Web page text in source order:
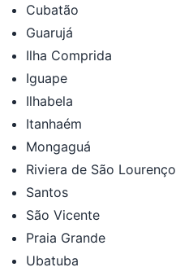
Cubatão
Guarujá
Ilha Comprida
Iguape
Ilhabela
Itanhaém
Mongaguá
Riviera de São Lourenço
Santos
São Vicente
Praia Grande
Ubatuba